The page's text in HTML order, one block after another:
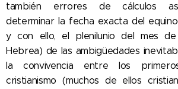
también errores de cálculos
determinar la fecha exacta del
y con ello, el plenilunio del mes
Hebrea) de las ambigüedades
la convivencia entre los
cristianismo (muchos de ellos